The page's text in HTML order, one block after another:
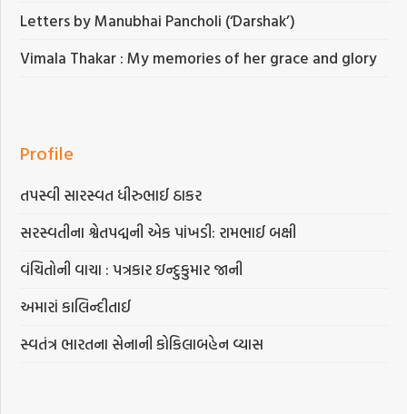
Letters by Manubhai Pancholi (‘Darshak’)
Vimala Thakar : My memories of her grace and glory
Profile
તપસ્વી સારસ્વત ધીરુભાઈ ઠાકર
સરસ્વતીના શ્વેતપદ્મની એક પાંખડી: રામભાઈ બક્ષી
વંચિતોની વાચા : પત્રકાર ઇન્દુકુમાર જાની
અમારાં કાલિન્દીતાઈ
સ્વતંત્ર ભારતના સેનાની કોકિલાબહેન વ્યાસ